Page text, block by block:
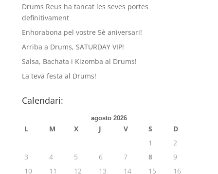
Drums Reus ha tancat les seves portes
definitivament
Enhorabona pel vostre 5è aniversari!
Arriba a Drums, SATURDAY VIP!
Salsa, Bachata i Kizomba al Drums!
La teva festa al Drums!
Calendari:
agosto 2026
L M X J V S
D
1
2
3
4 5 6 7 8
9
10
11 12 13 14 15
16